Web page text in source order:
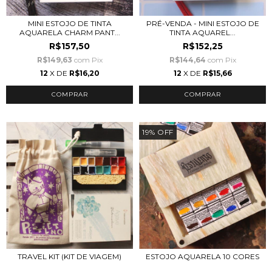
MINI ESTOJO DE TINTA
AQUARELA CHARM PANT...
R$157,50
R$149,63 com Pix
12 X DE R$16,20
PRÉ-VENDA - MINI ESTOJO DE
TINTA AQUAREL...
R$152,25
R$144,64 com Pix
12 X DE R$15,66
TRAVEL KIT (KIT DE VIAGEM)
19% OFF
ESTOJO AQUARELA 10 CORES